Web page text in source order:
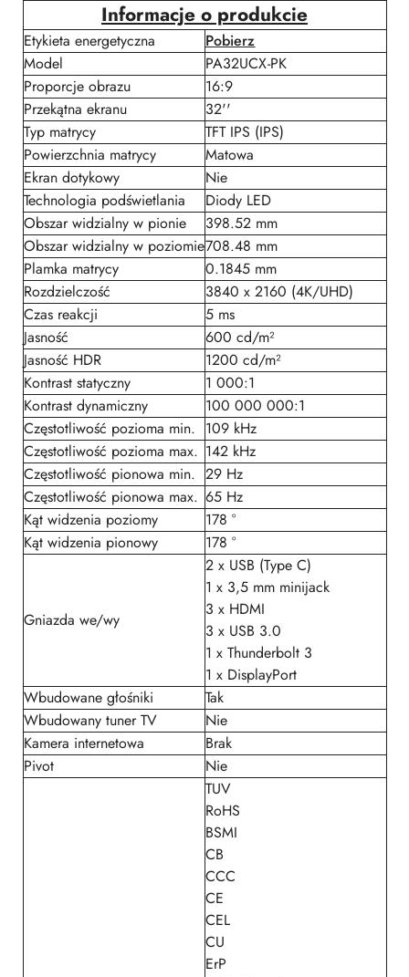
Informacje o produkcie
Etykieta energetyczna
Pobierz
Model
PA32UCX-PK
Proporcje obrazu
16:9
Przekątna ekranu
32''
Typ matrycy
TFT IPS (IPS)
Powierzchnia matrycy
Matowa
Ekran dotykowy
Nie
Technologia podświetlania
Diody LED
Obszar widzialny w pionie
398.52 mm
Obszar widzialny w poziomie708.48 mm
Plamka matrycy
0.1845 mm
Rozdzielczość
3840 x 2160 (4K/UHD)
Czas reakcji
5 ms
Jasność
600 cd/m²
Jasność HDR
1200 cd/m²
Kontrast statyczny
1 000:1
Kontrast dynamiczny
100 000 000:1
Częstotliwość pozioma min. 109 kHz
Częstotliwość pozioma max. 142 kHz
Częstotliwość pionowa min. 29 Hz
Częstotliwość pionowa max. 65 Hz
Kąt widzenia poziomy
178 °
Kąt widzenia pionowy
178 °
Gniazda we/wy
2 x USB (Type C)
1 x 3,5 mm minijack
3 x HDMI
3 x USB 3.0
1 x Thunderbolt 3
1 x DisplayPort
Wbudowane głośniki
Tak
Wbudowany tuner TV
Nie
Kamera internetowa
Brak
Pivot
Nie
TUV
RoHS
BSMI
CB
CCC
CE
CEL
CU
ErP